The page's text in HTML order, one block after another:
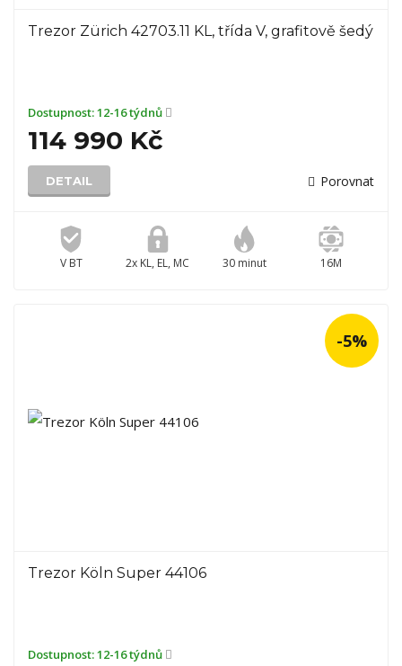
Trezor Zürich 42703.11 KL, třída V, grafitově šedý
Dostupnost:12-16 týdnů
114 990 Kč
DETAIL Porovnat
V BT 2x KL, EL, MC 30 minut 16M
Trezor Köln Super 44106
Dostupnost:12-16 týdnů
-5%